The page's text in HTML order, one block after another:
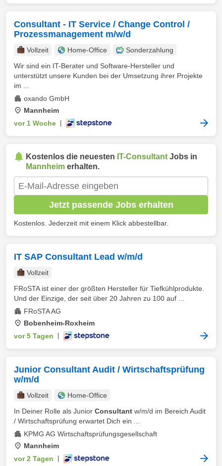
Consultant - IT Service / Change Control /
Prozessmanagement m/w/d
Vollzeit Home-Office
Sonderzahlung
Wir sind ein IT-Berater und Software-Hersteller und
unterstützt unsere Kunden bei der Umsetzung ihrer Projekte
im ...
oxando GmbH
Mannheim
vor 1 Woche
Kostenlos die neuesten IT-Consultant Jobs in
Mannheim erhalten.
Jetzt passende Jobs erhalten
Kostenlos. Jederzeit mit einem Klick abbestellbar.
IT SAP Consultant Lead w/m/d
Vollzeit
FRoSTA ist einer der größten Hersteller für Tiefkühlprodukte.
Und der Einzige, der seit über 20 Jahren zu 100 auf ...
FRoSTA AG
Bobenheim-Roxheim
vor 5 Tagen
Junior Consultant Audit / Wirtschaftsprüfung
w/m/d
Vollzeit
Home-Office
In Deiner Rolle als Junior Consultant w/m/d im Bereich Audit
/ Wirtschaftsprüfung erwartet Dich ein ...
KPMG AG Wirtschaftsprüfungsgesellschaft
Mannheim
vor 2 Tagen